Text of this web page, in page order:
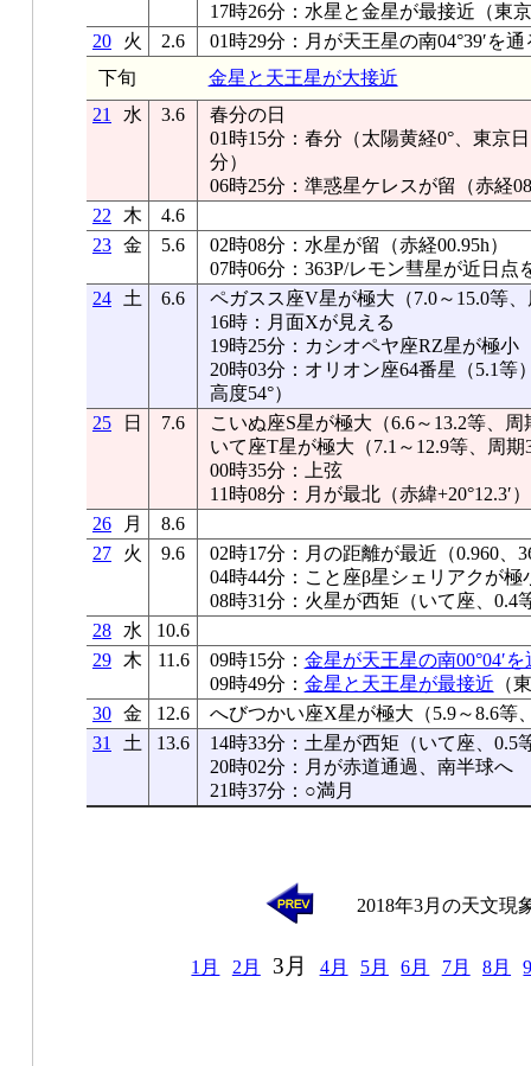
17時26分：水星と金星が最接近（東京
20
火 2.6
01時29分：月が天王星の南04°39′を通
下旬
金星と天王星が大接近
21
水 3.6
春分の日
01時15分：春分（太陽黄経0°、東京
分）
06時25分：準惑星ケレスが留（赤経
22
木
4.6
23 金 5.6
02時08分：水星が留（赤経00.95h）
07時06分：363P/レモン彗星が近日点
24
土 6.6
ペガスス座V星が極大（7.0～15.0等
16時：月面Xが見える
19時25分：カシオペヤ座RZ星が極小
20時03分：オリオン座64番星（5.1
高度54°）
25
日 7.6
こいぬ座S星が極大（6.6～13.2等、周
いて座T星が極大（7.1～12.9等、周期
00時35分：上弦
11時08分：月が最北（赤緯+20°12.3′）
26
月
8.6
27
火 9.6
02時17分：月の距離が最近（0.960、
04時44分：こと座β星シェリアクが極
08時31分：火星が西矩（いて座、0.4
28
水
10.6
29
木 11.6 09時15分： 金星が天王星の南00°04′を
09時49分： 金星と天王星が最接近 （
30 金 12.6
へびつかい座X星が極大（5.9～8.6等
31
土 13.6
14時33分：土星が西矩（いて座、0.5
20時02分：月が赤道通過、南半球へ
21時37分：○満月
2018年3月の天文現
1月 2月 3月 4月 5月 6月 7月 8月